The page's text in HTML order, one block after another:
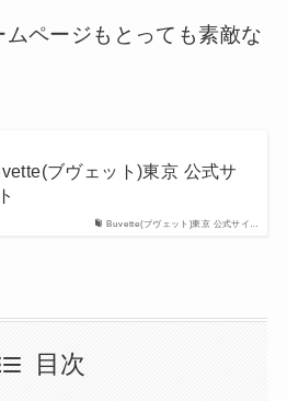
ページもとっても素敵な
Buvette(ブヴェット)東京 公式サイ…
ブヴェット)東京 公式サ
目次